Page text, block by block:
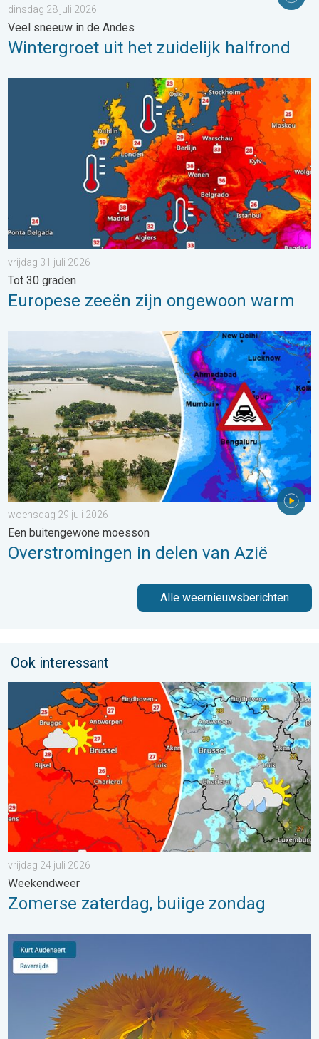
dinsdag 28 juli 2026
Veel sneeuw in de Andes
Wintergroet uit het zuidelijk halfrond
Europese zeeën zijn ongewoon warm. Tot 30 graden. . .
vrijdag 31 juli 2026
Tot 30 graden
Europese zeeën zijn ongewoon warm
Overstromingen in delen van Azië. Een buitengewone
woensdag 29 juli 2026
Een buitengewone moesson
Overstromingen in delen van Azië
Alle weernieuwsberichten
Ook interessant
Zomerse zaterdag, buiige zondag. Weekendweer. . . vrijdag
vrijdag 24 juli 2026
Weekendweer
Zomerse zaterdag, buiige zondag
Stuur jouw weerfoto van de week!. Weer&Radar Uploader. . .